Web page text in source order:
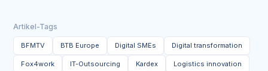
Artikel-Tags
BFMTV BTB Europe Digital SMEs Digital transformation
Fox4work IT-Outsourcing Kardex Logistics innovation